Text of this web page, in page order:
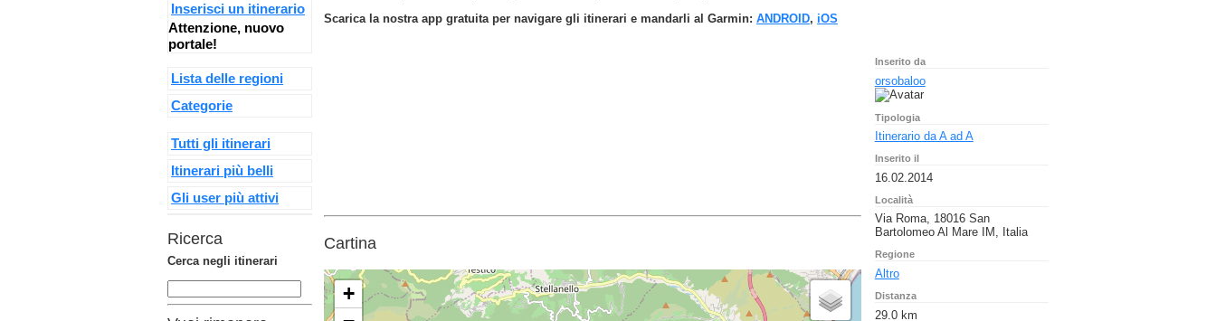
Scarica la nostra app gratuita per navigare gli itinerari e mandarli al Garmin: ANDROID, iOS
Cartina
+
Inserito da
orsobaloo
Tipologia
Itinerario da A ad A
Inserito il
16.02.2014
Località
Via Roma, 18016 San
Bartolomeo Al Mare IM, Italia
Regione
Altro
Distanza
29.0 km
Inserisci un itinerario
Attenzione, nuovo
portale!
Lista delle regioni
Categorie
Tutti gli itinerari
Itinerari più belli
Gli user più attivi
Ricerca
Cerca negli itinerari